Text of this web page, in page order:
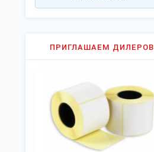
ПРИГЛАШАЕМ ДИЛЕРОВ